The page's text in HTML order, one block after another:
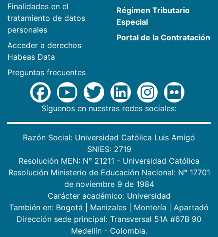
Finalidades en el
tratamiento de datos
personales
Acceder a derechos
Habeas Data
Preguntas frecuentes
Régimen Tributario
Especial
Portal de la Contratación
Síguenos en nuestras redes sociales:
Razón Social: Universidad Católica Luis Amigó
SNIES: 2719
Resolución MEN: N° 21211 - Universidad Católica
Resolución Ministerio de Educación Nacional: N° 17701
de noviembre 9 de 1984
Carácter académico: Universidad
También en: Bogotá Manizales Montería
Apartadó
Dirección sede principal: Transversal 51A #67B 90
Medellín - Colombia.